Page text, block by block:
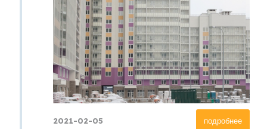
подробнее
2021-02-05